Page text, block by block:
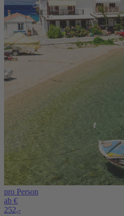
pro Person
ab €
252,-